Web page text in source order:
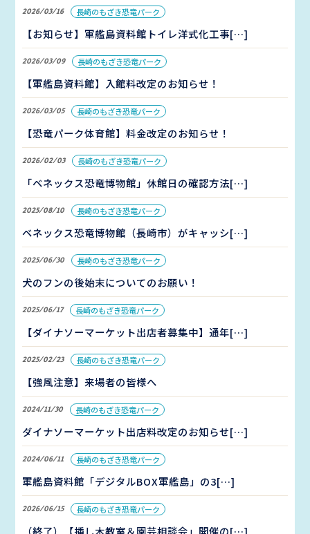
2026/03/16 長崎のもざき恐竜パーク
【お知らせ】軍艦島資料館トイレ洋式化工事[…]
2026/03/09 長崎のもざき恐竜パーク
【軍艦島資料館】入館料改定のお知らせ！
2026/03/05 長崎のもざき恐竜パーク
【恐竜パーク体育館】料金改定のお知らせ！
2026/02/03 長崎のもざき恐竜パーク
「ベネックス恐竜博物館」休館日の確認方法[…]
2025/08/10 長崎のもざき恐竜パーク
ベネックス恐竜博物館（長崎市）がキャッシ[…]
2025/06/30 長崎のもざき恐竜パーク
犬のフンの後始末についてのお願い！
2025/06/17 長崎のもざき恐竜パーク
【ダイナソーマーケット出店者募集中】通年[…]
2025/02/23 長崎のもざき恐竜パーク
【強風注意】来場者の皆様へ
2024/11/30 長崎のもざき恐竜パーク
ダイナソーマーケット出店料改定のお知らせ[…]
2024/06/11 長崎のもざき恐竜パーク
軍艦島資料館「デジタルBOX軍艦島」の3[…]
2026/06/15 長崎のもざき恐竜パーク